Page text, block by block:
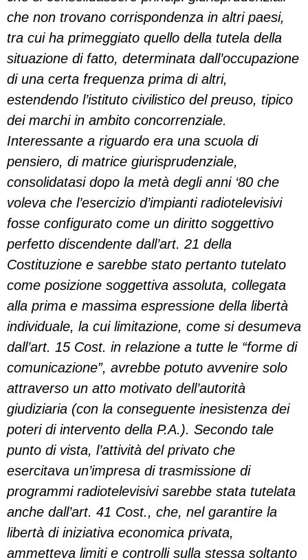
che non trovano corrispondenza in altri paesi,
tra cui ha primeggiato quello della tutela della
situazione di fatto, determinata dall’occupazione
di una certa frequenza prima di altri,
estendendo l’istituto civilistico del preuso, tipico
dei marchi in ambito concorrenziale.
Interessante a riguardo era una scuola di
pensiero, di matrice giurisprudenziale,
consolidatasi dopo la metà degli anni ‘80 che
voleva che l’esercizio d’impianti radiotelevisivi
fosse configurato come un diritto soggettivo
perfetto discendente dall’art. 21 della
Costituzione e sarebbe stato pertanto tutelato
come posizione soggettiva assoluta, collegata
alla prima e massima espressione della libertà
individuale, la cui limitazione, come si desumeva
dall’art. 15 Cost. in relazione a tutte le “forme di
comunicazione”, avrebbe potuto avvenire solo
attraverso un atto motivato dell’autorità
giudiziaria (con la conseguente inesistenza dei
poteri di intervento della P.A.). Secondo tale
punto di vista, l’attività del privato che
esercitava un’impresa di trasmissione di
programmi radiotelevisivi sarebbe stata tutelata
anche dall’art. 41 Cost., che, nel garantire la
libertà di iniziativa economica privata,
ammetteva limiti e controlli sulla stessa soltanto